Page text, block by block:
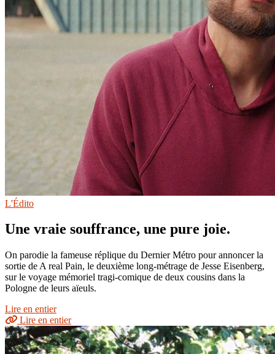
L'Édito
Une vraie souffrance, une pure joie.
On parodie la fameuse réplique du Dernier Métro pour annoncer la
sortie de A real Pain, le deuxième long-métrage de Jesse Eisenberg,
sur le voyage mémoriel tragi-comique de deux cousins dans la
Pologne de leurs aïeuls.
Lire en entier
Lire en entier